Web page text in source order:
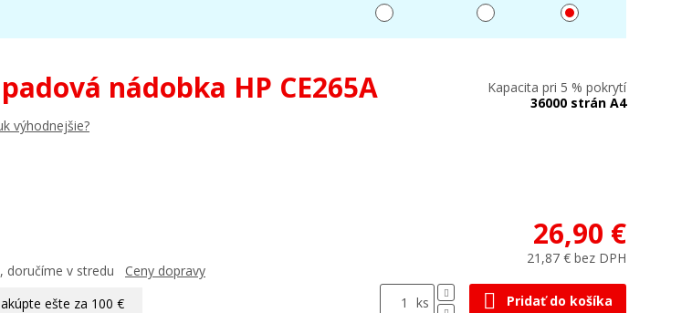
nádobka HP CE265A
výhodnejšie?
doručíme v stredu Ceny dopravy
ešte za 100 €
Kapacita pri 5 % pokrytí
36000 strán A4
26,90 €
21,87 € bez DPH
ks Pridať do košíka